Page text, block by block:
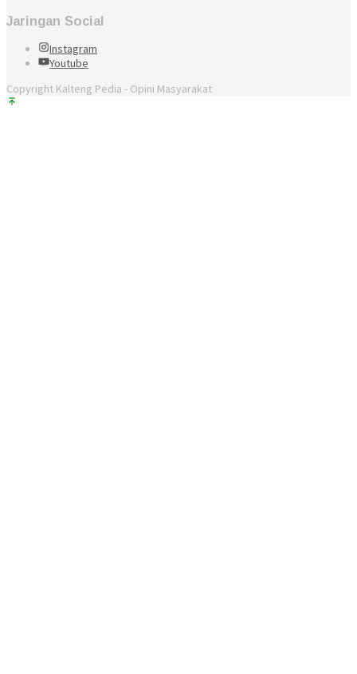
Jaringan Social
Instagram
Youtube
Copyright Kalteng Pedia - Opini Masyarakat